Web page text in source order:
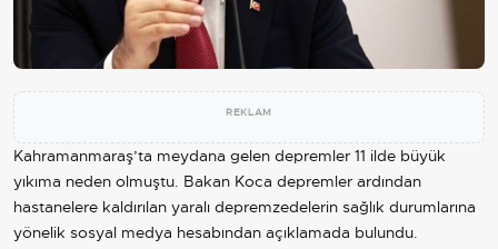
REKLAM
Kahramanmaraş’ta meydana gelen depremler 11 ilde büyük
yıkıma neden olmuştu. Bakan Koca depremler ardından
hastanelere kaldırılan yaralı depremzedelerin sağlık durumlarına
yönelik sosyal medya hesabından açıklamada bulundu.